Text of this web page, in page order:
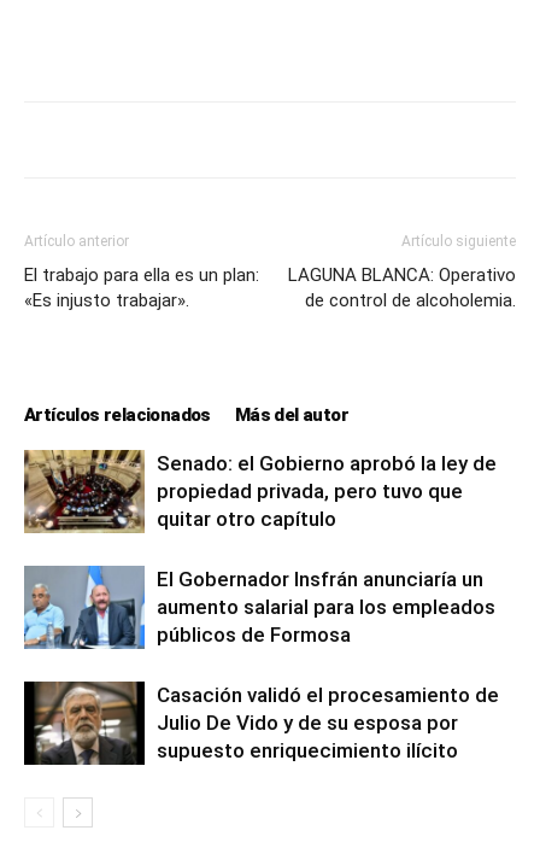
Artículo anterior
El trabajo para ella es un plan:
«Es injusto trabajar».
Artículo siguiente
LAGUNA BLANCA: Operativo
de control de alcoholemia.
Artículos relacionados Más del autor
Senado: el Gobierno aprobó la ley de
propiedad privada, pero tuvo que
quitar otro capítulo
El Gobernador Insfrán anunciaría un
aumento salarial para los empleados
públicos de Formosa
Casación validó el procesamiento de
Julio De Vido y de su esposa por
supuesto enriquecimiento ilícito